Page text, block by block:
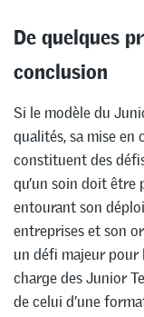
De quelques
conclusion
Si le modèle du
qualités, sa mise
constituent des
qu’un soin doit
entourant son
entreprises et son
un défi majeur pour
charge des Junior
de celui d’une